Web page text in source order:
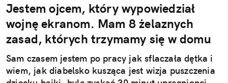
Jestem ojcem, który wypowiedział
wojnę ekranom. Mam 8 żelaznych
zasad, których trzymamy się w domu
Sam czasem jestem po pracy jak sflaczała dętka i
wiem, jak diabelsko kusząca jest wizja puszczenia